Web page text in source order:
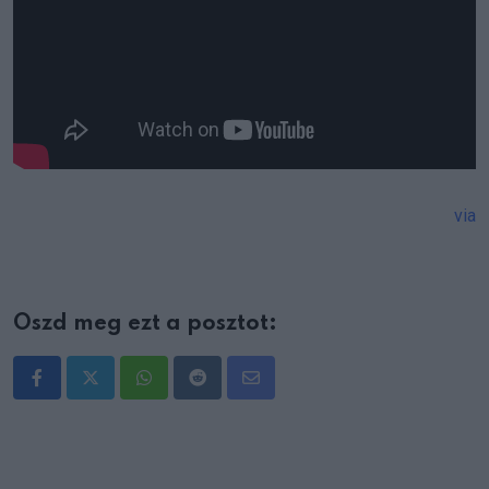
via
Oszd meg ezt a posztot:
WhatsappRedditShare